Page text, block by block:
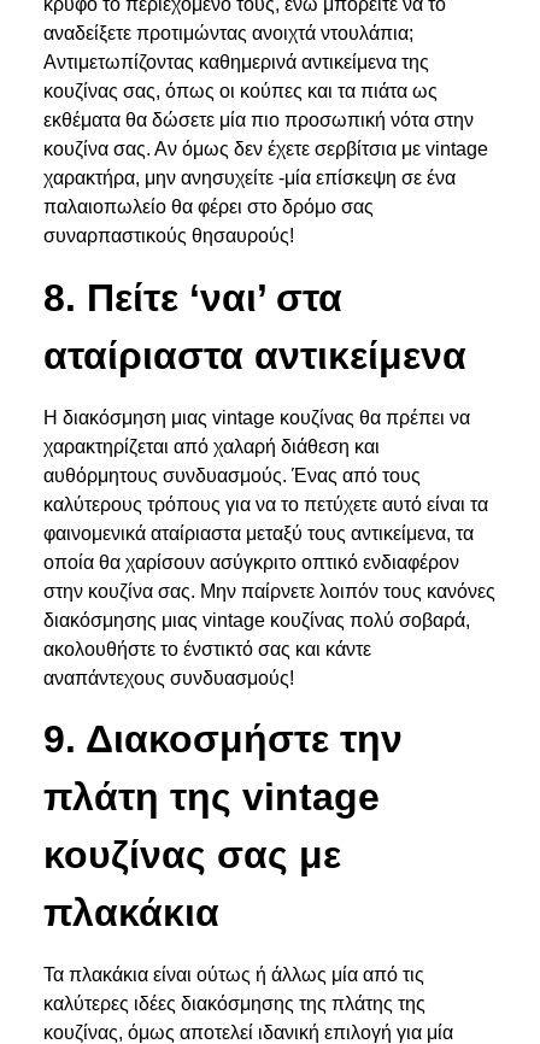
κρυφό το περιεχόμενό τους, ενώ μπορείτε να το
αναδείξετε προτιμώντας ανοιχτά ντουλάπια;
Αντιμετωπίζοντας καθημερινά αντικείμενα της
κουζίνας σας, όπως οι κούπες και τα πιάτα ως
εκθέματα θα δώσετε μία πιο προσωπική νότα στην
κουζίνα σας. Αν όμως δεν έχετε σερβίτσια με vintage
χαρακτήρα, μην ανησυχείτε -μία επίσκεψη σε ένα
παλαιοπωλείο θα φέρει στο δρόμο σας
συναρπαστικούς θησαυρούς!
8. Πείτε ‘ναι’ στα
αταίριαστα αντικείμενα
Η διακόσμηση μιας vintage κουζίνας θα πρέπει να
χαρακτηρίζεται από χαλαρή διάθεση και
αυθόρμητους συνδυασμούς. Ένας από τους
καλύτερους τρόπους για να το πετύχετε αυτό είναι τα
φαινομενικά αταίριαστα μεταξύ τους αντικείμενα, τα
οποία θα χαρίσουν ασύγκριτο οπτικό ενδιαφέρον
στην κουζίνα σας. Μην παίρνετε λοιπόν τους κανόνες
διακόσμησης μιας vintage κουζίνας πολύ σοβαρά,
ακολουθήστε το ένστικτό σας και κάντε
αναπάντεχους συνδυασμούς!
9. Διακοσμήστε την
πλάτη της vintage
κουζίνας σας με
πλακάκια
Τα πλακάκια είναι ούτως ή άλλως μία από τις
καλύτερες ιδέες διακόσμησης της πλάτης της
κουζίνας, όμως αποτελεί ιδανική επιλογή για μία